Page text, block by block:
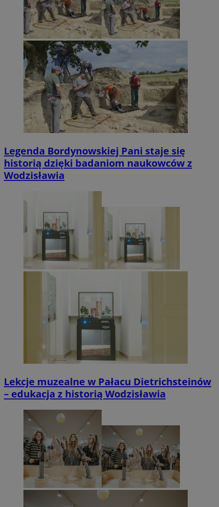
Legenda Bordynowskiej Pani staje się
historią dzięki badaniom naukowców z
Wodzisławia
Lekcje muzealne w Pałacu Dietrichsteinów
– edukacja z historią Wodzisławia